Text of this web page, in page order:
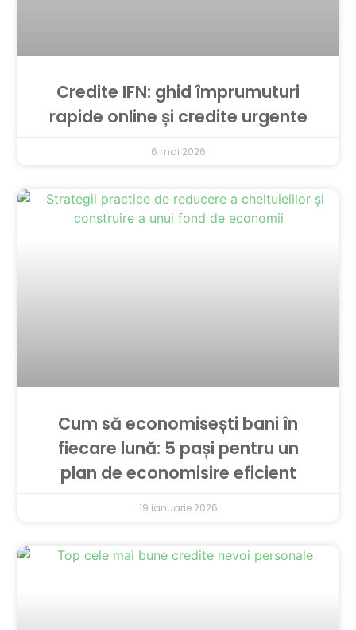
Credite IFN: ghid împrumuturi
rapide online și credite urgente
6 mai 2026
Cum să economisești bani în
fiecare lună: 5 pași pentru un
plan de economisire eficient
19 ianuarie 2026